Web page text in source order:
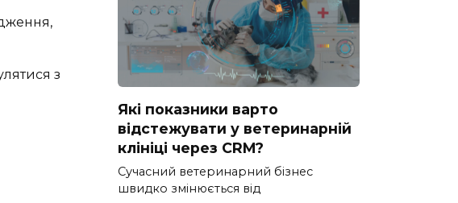
з
Які показники варто
відстежувати у ветеринарній
клініці через CRM?
Сучасний ветеринарний бізнес
швидко змінюється від